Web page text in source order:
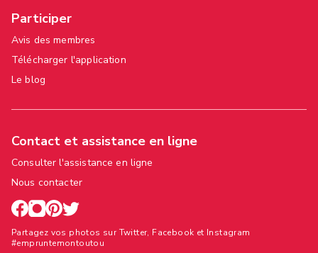
Participer
Avis des membres
Télécharger l'application
Le blog
Contact et assistance en ligne
Consulter l'assistance en ligne
Nous contacter
Partagez vos photos sur Twitter, Facebook et Instagram
#empruntemontoutou